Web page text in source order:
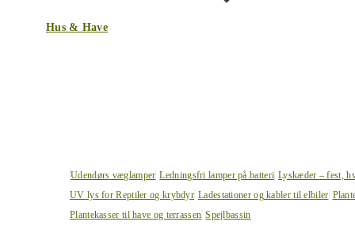
Hus & Have
Udendørs væglamper Ledningsfri lamper på batteri Lyskæder – fest,
UV lys for Reptiler og krybdyr Ladestationer og kabler til elbiler
Plantekasser til have og terrassen Spejlbassin